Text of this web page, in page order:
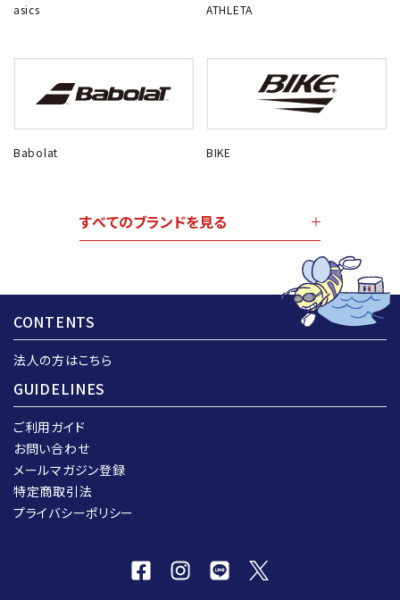
asics ATHLETA
Babolat BIKE
すべてのブランドを見る
CONTENTS
法人の方はこちら
GUIDELINES
ご利用ガイド
お問い合わせ
メールマガジン登録
特定商取引法
プライバシーポリシー